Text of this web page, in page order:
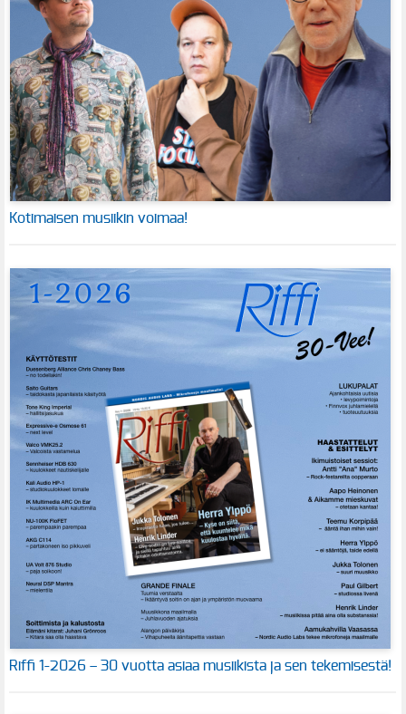
Kotimaisen musiikin voimaa!
Riffi 1-2026 – 30 vuotta asiaa musiikista ja sen tekemisestä!